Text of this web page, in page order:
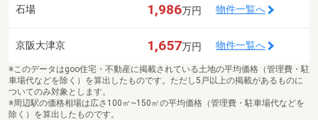
石場 1,986万円 物件一覧へ
京阪大津京 1,657万円 物件一覧へ
※このデータはgoo住宅・不動産に掲載されている土地の平均価格（管理費・駐
車場代などを除く）を算出したものです。ただし5戸以上の掲載があるものに
ついてのみ対象とします。
※周辺駅の価格相場は広さ100㎡~150㎡の平均価格（管理費・駐車場代などを
除く）を算出したものです。